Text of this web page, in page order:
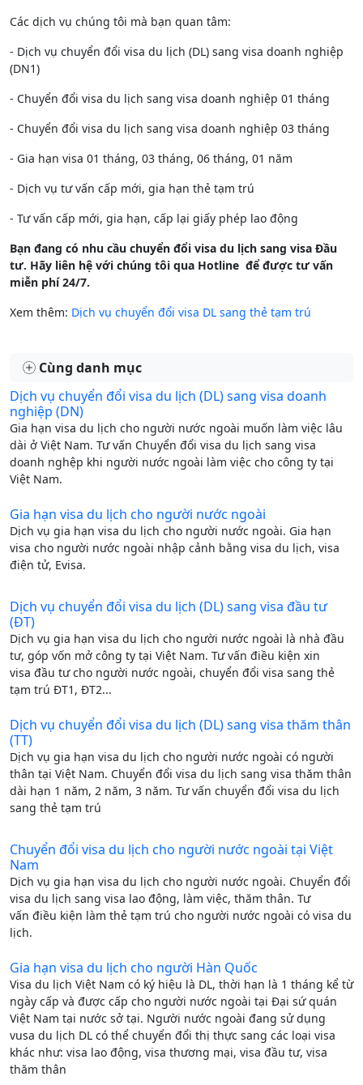
Các dịch vụ chúng tôi mà bạn quan tâm:
- Dịch vụ chuyển đổi visa du lịch (DL) sang visa doanh nghiệp
(DN1)
- Chuyển đổi visa du lịch sang visa doanh nghiệp 01 tháng
- Chuyển đổi visa du lịch sang visa doanh nghiệp 03 tháng
- Gia hạn visa 01 tháng, 03 tháng, 06 tháng, 01 năm
- Dịch vụ tư vấn cấp mới, gia hạn thẻ tạm trú
- Tư vấn cấp mới, gia hạn, cấp lại giấy phép lao động
Bạn đang có nhu cầu chuyển đổi visa du lịch sang visa Đầu
tư. Hãy liên hệ với chúng tôi qua Hotline để được tư vấn
miễn phí 24/7.
Xem thêm: Dịch vụ chuyển đổi visa DL sang thẻ tạm trú
Cùng danh mục
Dịch vụ chuyển đổi visa du lịch (DL) sang visa doanh
nghiệp (DN)
Gia hạn visa du lịch cho người nước ngoài muốn làm việc lâu
dài ở Việt Nam. Tư vấn Chuyển đổi visa du lịch sang visa
doanh nghệp khi người nước ngoài làm việc cho công ty tại
Việt Nam.
Gia hạn visa du lịch cho người nước ngoài
Dịch vụ gia hạn visa du lịch cho người nước ngoài. Gia hạn
visa cho người nước ngoài nhập cảnh bằng visa du lịch, visa
điện tử, Evisa.
Dịch vụ chuyển đổi visa du lịch (DL) sang visa đầu tư
(ĐT)
Dịch vụ gia hạn visa du lịch cho người nước ngoài là nhà đầu
tư, góp vốn mở công ty tại Việt Nam. Tư vấn điều kiện xin
visa đầu tư cho người nước ngoài, chuyển đổi visa sang thẻ
tạm trú ĐT1, ĐT2...
Dịch vụ chuyển đổi visa du lịch (DL) sang visa thăm thân
(TT)
Dịch vụ gia hạn visa du lịch cho người nước ngoài có người
thân tại Việt Nam. Chuyển đổi visa du lịch sang visa thăm thân
dài hạn 1 năm, 2 năm, 3 năm. Tư vấn chuyển đổi visa du lịch
sang thẻ tạm trú
Chuyển đổi visa du lịch cho người nước ngoài tại Việt
Nam
Dịch vụ gia hạn visa du lịch cho người nước ngoài. Chuyển đổi
visa du lịch sang visa lao động, làm việc, thăm thân. Tư
vấn điều kiện làm thẻ tạm trú cho người nước ngoài có visa du
lịch.
Gia hạn visa du lịch cho người Hàn Quốc
Visa du lịch Việt Nam có ký hiệu là DL, thời hạn là 1 tháng kể từ
ngày cấp và được cấp cho người nước ngoài tại Đại sứ quán
Việt Nam tại nước sở tại. Người nước ngoài đang sử dụng
vusa du lịch DL có thể chuyển đổi thị thực sang các loại visa
khác như: visa lao động, visa thương mại, visa đầu tư, visa
thăm thân